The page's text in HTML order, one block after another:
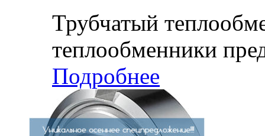
Трубчатый
теплообменники
Подробнее